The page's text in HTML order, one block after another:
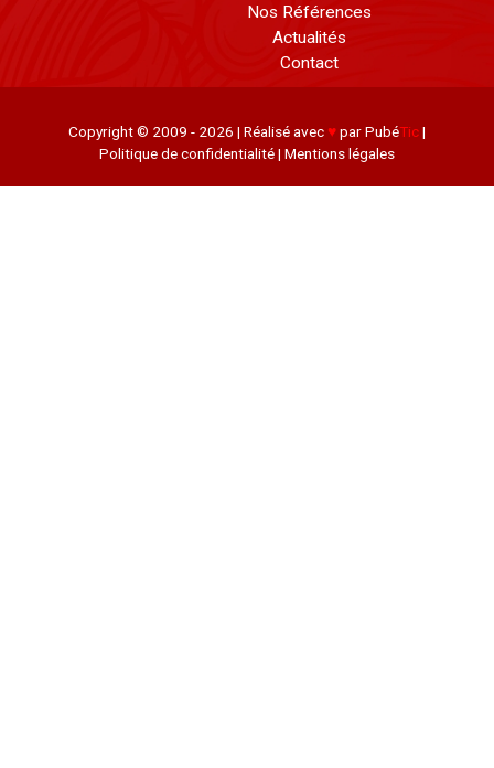
Nos Références
Actualités
Contact
Copyright © 2009 - 2026 | Réalisé avec ♥par PubéTic|
Politique de confidentialité| Mentions légales